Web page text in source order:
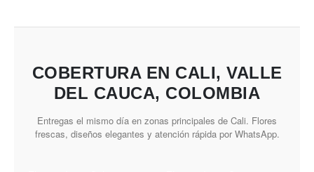
COBERTURA EN CALI, VALLE
DEL CAUCA, COLOMBIA
Entregas el mismo día en zonas principales de Cali. Flores
frescas, diseños elegantes y atención rápida por WhatsApp.